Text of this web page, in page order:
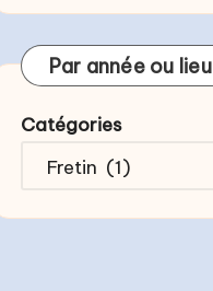
Par année ou lieu
Catégories